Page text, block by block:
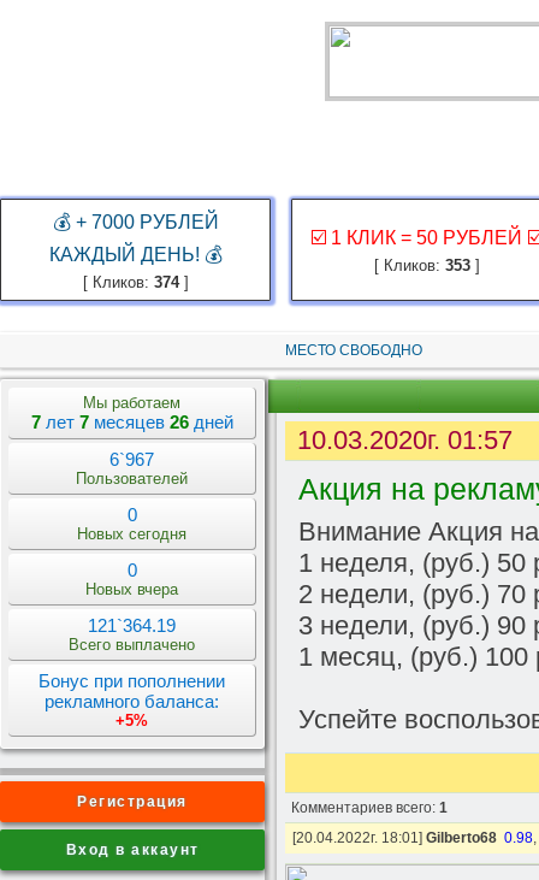
💰 + 7000 РУБЛЕЙ
КАЖДЫЙ ДЕНЬ! 💰
[ Кликов: 374]
☑️ 1 КЛИК = 50 РУБЛЕЙ
[ Кликов: 353]
МЕСТО СВОБОДНО
Мы работаем
7лет 7месяцев 26дней
6`967
Пользователей
0
Новых сегодня
0
Новых вчера
121`364.19
Всего выплачено
Бонус при пополнении
рекламного баланса:
+5%
Регистрация
Вход в аккаунт
10.03.2020г. 01:57
Акция на
Внимание Акция
1 неделя, (руб.) 50
2 недели, (руб.) 70
3 недели, (руб.) 90
1 месяц, (руб.) 100
Успейте
Комментариев всего: 1
[20.04.2022г. 18:01] Gilberto68 0.98